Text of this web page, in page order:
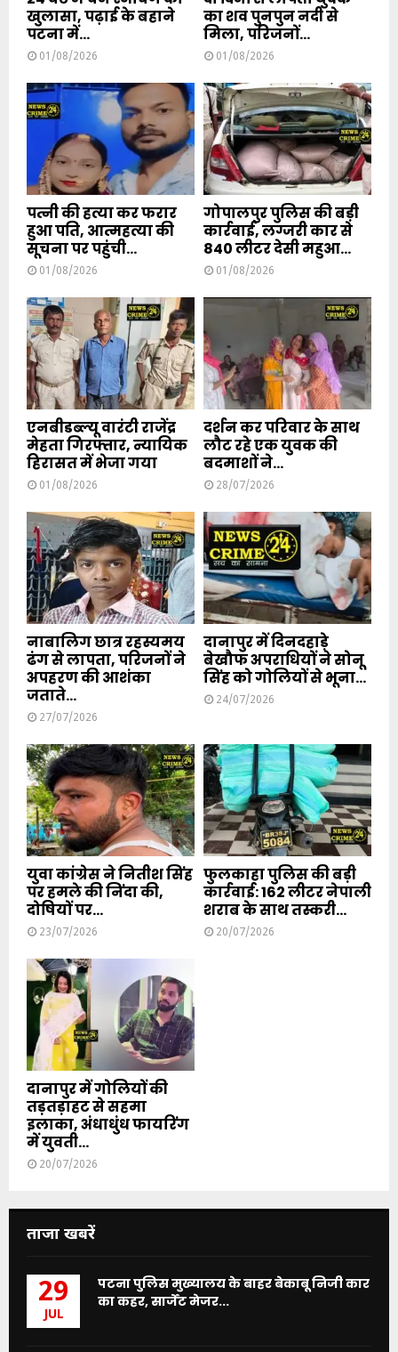
खुलासा, पढ़ाई के बहाने
पटना में...
01/08/2026
का शव पुनपुन नदी से
मिला, परिजनों...
01/08/2026
पत्नी की हत्या कर फरार
हुआ पति, आत्महत्या की
सूचना पर पहुंची...
01/08/2026
गोपालपुर पुलिस की बड़ी
कार्रवाई, लग्जरी कार से
840 लीटर देसी महुआ...
01/08/2026
एनबीडब्ल्यू वारंटी राजेंद्र
मेहता गिरफ्तार, न्यायिक
हिरासत में भेजा गया
01/08/2026
दर्शन कर परिवार के साथ
लौट रहे एक युवक की
बदमाशों ने...
28/07/2026
नाबालिग छात्र रहस्यमय
ढंग से लापता, परिजनों ने
अपहरण की आशंका
जताते...
27/07/2026
दानापुर में दिनदहाड़े
बेखौफ अपराधियों ने सोनू
सिंह को गोलियों से भूना...
24/07/2026
युवा कांग्रेस ने नितीश सिंह
पर हमले की निंदा की,
दोषियों पर...
23/07/2026
फुलकाहा पुलिस की बड़ी
कार्रवाई: 162 लीटर नेपाली
शराब के साथ तस्करी...
20/07/2026
दानापुर में गोलियों की
तड़तड़ाहट से सहमा
इलाका, अंधाधुंध फायरिंग
में युवती...
20/07/2026
ताजा खबरें
29
JUL
पटना पुलिस मुख्यालय के बाहर बेकाबू निजी कार
का कहर, सार्जेंट मेजर...